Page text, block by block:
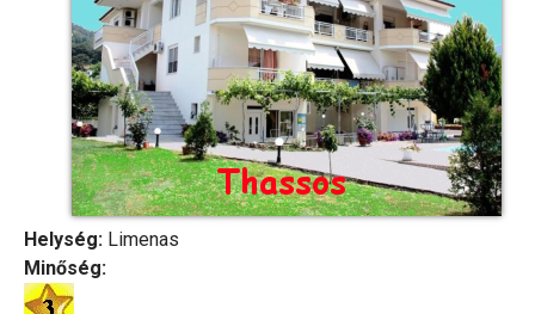
Helység: Limenas
Minőség: